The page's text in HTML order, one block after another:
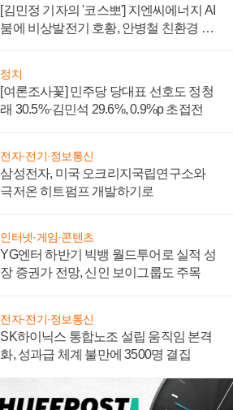
[김민정 기자의 '코스뽀'] 지엔씨에너지 AI
붐에 비상발전기 호황, 안병철 친환경 에
정치
[여론조사꽃] 민주당 당대표 선호도 정청
래 30.5%·김민석 29.6%, 0.9%p 초접전
전자·전기·정보통신
삼성전자, 미국 오크리지국립연구소와
극저온 히트펌프 개발하기로
인터넷·게임·콘텐츠
YG엔터 하반기 빅뱅 월드투어로 실적 성
장 증권가 전망, 신인 보이그룹도 주목
전자·전기·정보통신
SK하이닉스 통합노조 설립 움직임 본격
화, 성과급 체계 불만에 3500명 결집